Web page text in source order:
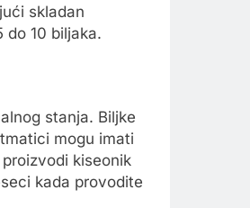
skladan
10 biljaka.
stanja. Biljke
mogu imati
kiseonik
kada provodite